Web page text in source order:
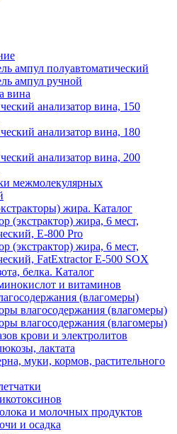
ампул полуавтоматический
ампул ручной
вина
анализатор вина, 150
анализатор вина, 180
анализатор вина, 200
межмолекулярных
жира. Каталог
(экстрактор) жира, 6 мест,
E-800 Pro
(экстрактор) жира, 6 мест,
FatExtractor E-500 SOX
белка. Каталог
и витаминов
(влагомеры)
влагосодержания (влагомеры)
влагосодержания (влагомеры)
крови и электролитов
лактата
муки, кормов, растительного
и молочных продуктов
и осадка